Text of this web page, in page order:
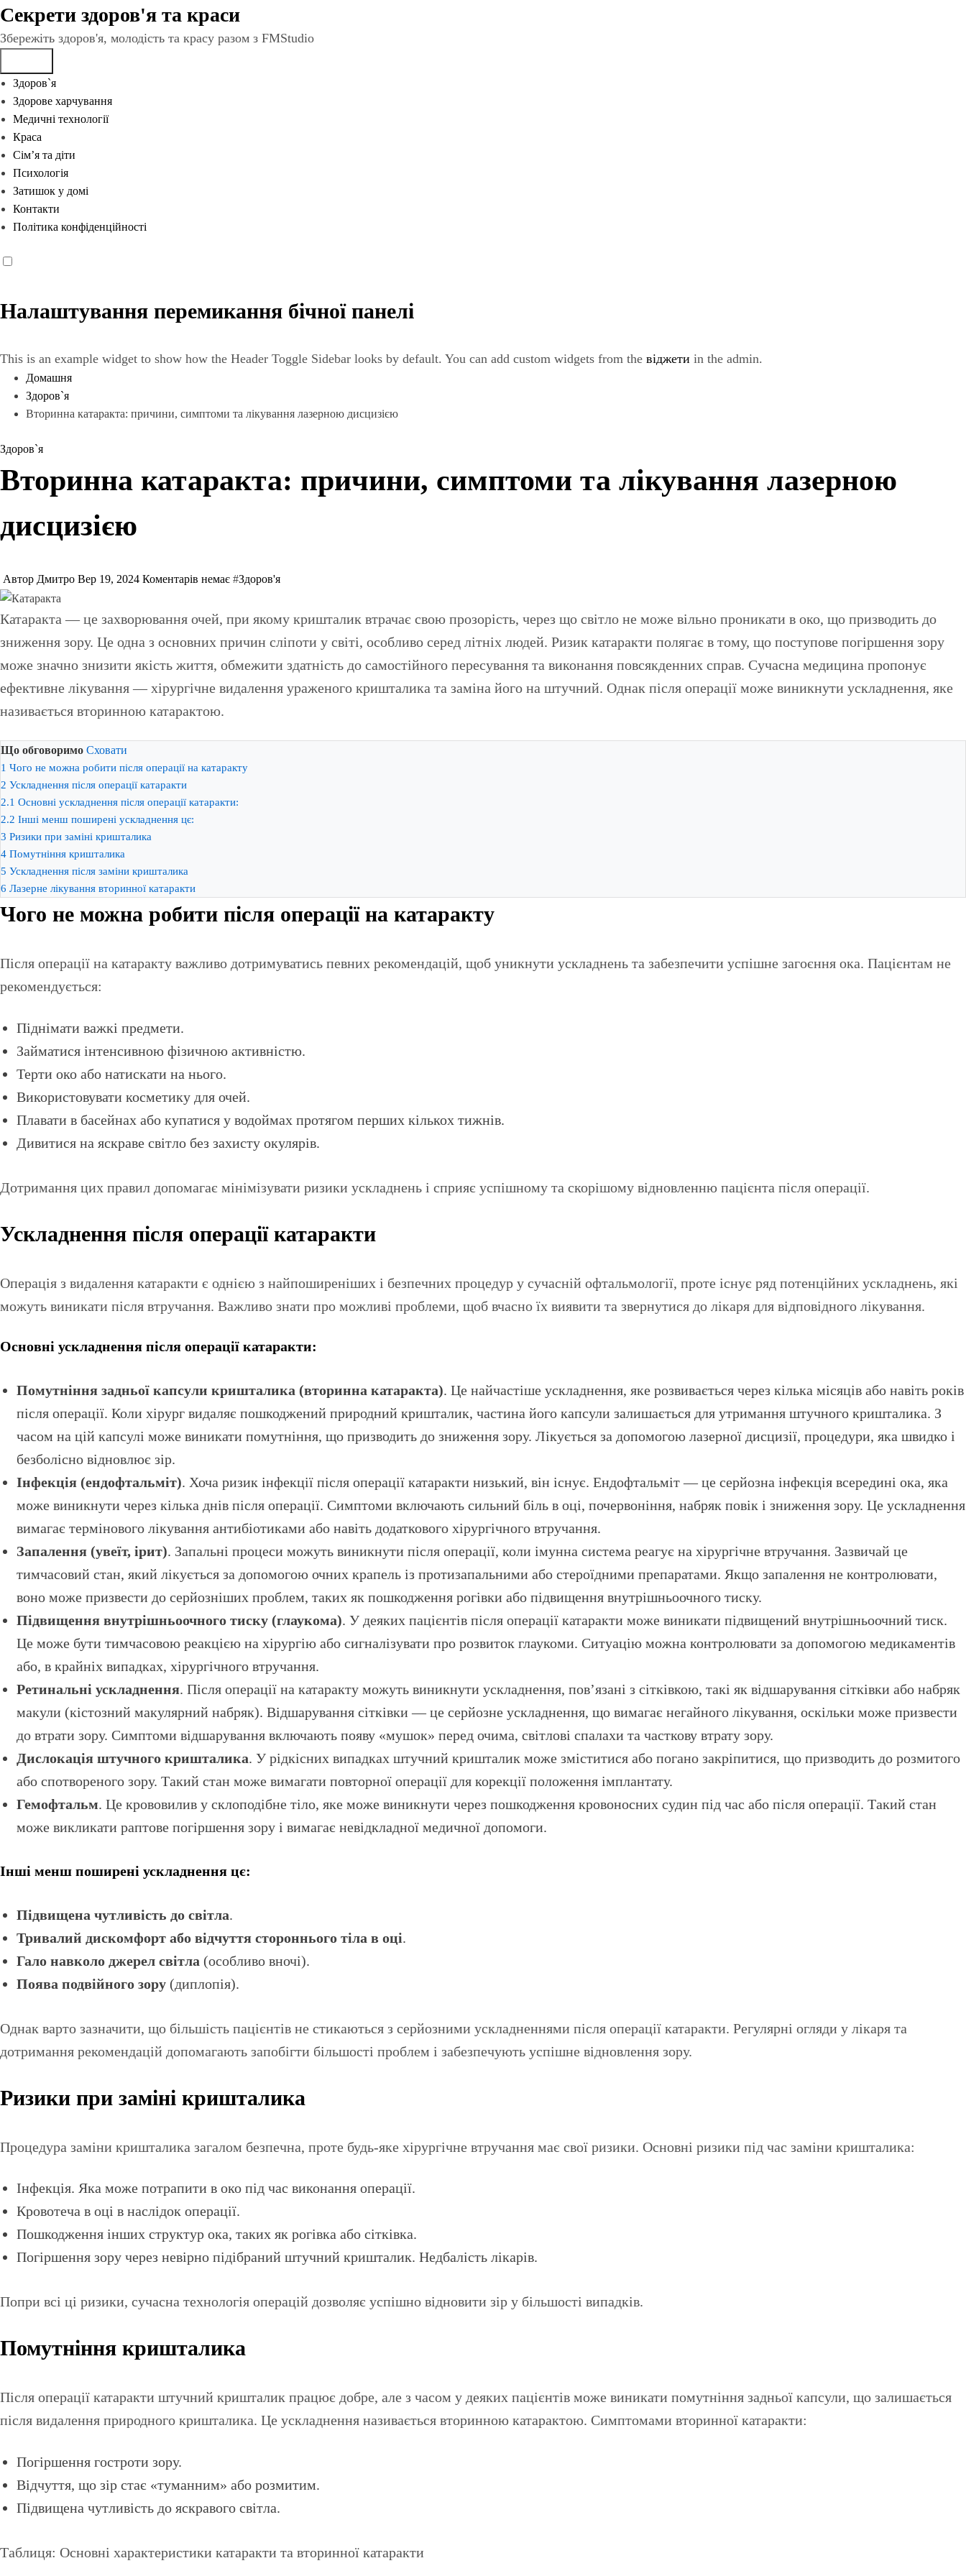
Перейти
вмісту
Секрети здоров'я та краси
Збережіть здоров'я, молодість та красу разом з FMStudio
Здоров`я
Здорове харчування
Медичні технології
Краса
Сім’я та діти
Психологія
Затишок у домі
Контакти
Політика конфіденційності
Налаштування перемикання бічної панелі
This is an example widget to show how the Header Toggle Sidebar looks by default. You can add custom widgets from the віджети in the admin.
Домашня
Здоров`я
Вторинна катаракта: причини, симптоми та лікування лазерною дисцизією
Здоров`я
Вторинна катаракта: причини, симптоми та лікування лазерною
дисцизією
Автор Дмитро Вер 19, 2024 Коментарів немає #Здоров'я
Катаракта — це захворювання очей, при якому кришталик втрачає свою прозорість, через що світло не може вільно проникати в око, що призводить до
зниження зору. Це одна з основних причин сліпоти у світі, особливо серед літніх людей. Ризик катаракти полягає в тому, що поступове погіршення зору
може значно знизити якість життя, обмежити здатність до самостійного пересування та виконання повсякденних справ. Сучасна медицина пропонує
ефективне лікування — хірургічне видалення ураженого кришталика та заміна його на штучний. Однак після операції може виникнути ускладнення, яке
називається вторинною катарактою.
Що обговоримо Сховати
1 Чого не можна робити після операції на катаракту
2 Ускладнення після операції катаракти
2.1 Основні ускладнення після операції катаракти:
2.2 Інші менш поширені ускладнення цє:
3 Ризики при заміні кришталика
4 Помутніння кришталика
5 Ускладнення після заміни кришталика
6 Лазерне лікування вторинної катаракти
Чого не можна робити після операції на катаракту
Після операції на катаракту важливо дотримуватись певних рекомендацій, щоб уникнути ускладнень та забезпечити успішне загоєння ока. Пацієнтам не
рекомендується:
Піднімати важкі предмети.
Займатися інтенсивною фізичною активністю.
Терти око або натискати на нього.
Використовувати косметику для очей.
Плавати в басейнах або купатися у водоймах протягом перших кількох тижнів.
Дивитися на яскраве світло без захисту окулярів.
Дотримання цих правил допомагає мінімізувати ризики ускладнень і сприяє успішному та скорішому відновленню пацієнта після операції.
Ускладнення після операції катаракти
Операція з видалення катаракти є однією з найпоширеніших і безпечних процедур у сучасній офтальмології, проте існує ряд потенційних ускладнень, які
можуть виникати після втручання. Важливо знати про можливі проблеми, щоб вчасно їх виявити та звернутися до лікаря для відповідного лікування.
Основні ускладнення після операції катаракти:
Помутніння задньої капсули кришталика (вторинна катаракта). Це найчастіше ускладнення, яке розвивається через кілька місяців або навіть років
після операції. Коли хірург видаляє пошкоджений природний кришталик, частина його капсули залишається для утримання штучного кришталика. З
часом на цій капсулі може виникати помутніння, що призводить до зниження зору. Лікується за допомогою лазерної дисцизії, процедури, яка швидко і
безболісно відновлює зір.
Інфекція (ендофтальміт). Хоча ризик інфекції після операції катаракти низький, він існує. Ендофтальміт — це серйозна інфекція всередині ока, яка
може виникнути через кілька днів після операції. Симптоми включають сильний біль в оці, почервоніння, набряк повік і зниження зору. Це ускладнення
вимагає термінового лікування антибіотиками або навіть додаткового хірургічного втручання.
Запалення (увеїт, ірит). Запальні процеси можуть виникнути після операції, коли імунна система реагує на хірургічне втручання. Зазвичай це
тимчасовий стан, який лікується за допомогою очних крапель із протизапальними або стероїдними препаратами. Якщо запалення не контролювати,
воно може призвести до серйозніших проблем, таких як пошкодження рогівки або підвищення внутрішньоочного тиску.
Підвищення внутрішньоочного тиску (глаукома). У деяких пацієнтів після операції катаракти може виникати підвищений внутрішньоочний тиск.
Це може бути тимчасовою реакцією на хірургію або сигналізувати про розвиток глаукоми. Ситуацію можна контролювати за допомогою медикаментів
або, в крайніх випадках, хірургічного втручання.
Ретинальні ускладнення. Після операції на катаракту можуть виникнути ускладнення, пов’язані з сітківкою, такі як відшарування сітківки або набряк
макули (кістозний макулярний набряк). Відшарування сітківки — це серйозне ускладнення, що вимагає негайного лікування, оскільки може призвести
до втрати зору. Симптоми відшарування включають появу «мушок» перед очима, світлові спалахи та часткову втрату зору.
Дислокація штучного кришталика. У рідкісних випадках штучний кришталик може зміститися або погано закріпитися, що призводить до розмитого
або спотвореного зору. Такий стан може вимагати повторної операції для корекції положення імплантату.
Гемофтальм. Це крововилив у склоподібне тіло, яке може виникнути через пошкодження кровоносних судин під час або після операції. Такий стан
може викликати раптове погіршення зору і вимагає невідкладної медичної допомоги.
Інші менш поширені ускладнення цє:
Підвищена чутливість до світла.
Тривалий дискомфорт або відчуття стороннього тіла в оці.
Гало навколо джерел світла (особливо вночі).
Поява подвійного зору(диплопія).
Однак варто зазначити, що більшість пацієнтів не стикаються з серйозними ускладненнями після операції катаракти. Регулярні огляди у лікаря та
дотримання рекомендацій допомагають запобігти більшості проблем і забезпечують успішне відновлення зору.
Ризики при заміні кришталика
Процедура заміни кришталика загалом безпечна, проте будь-яке хірургічне втручання має свої ризики. Основні ризики під час заміни кришталика:
Інфекція. Яка може потрапити в око під час виконання операції.
Кровотеча в оці в наслідок операції.
Пошкодження інших структур ока, таких як рогівка або сітківка.
Погіршення зору через невірно підібраний штучний кришталик. Недбалість лікарів.
Попри всі ці ризики, сучасна технологія операцій дозволяє успішно відновити зір у більшості випадків.
Помутніння кришталика
Після операції катаракти штучний кришталик працює добре, але з часом у деяких пацієнтів може виникати помутніння задньої капсули, що залишається
після видалення природного кришталика. Це ускладнення називається вторинною катарактою. Симптомами вторинної катаракти:
Погіршення гостроти зору.
Відчуття, що зір стає «туманним» або розмитим.
Підвищена чутливість до яскравого світла.
Таблиця: Основні характеристики катаракти та вторинної катаракти